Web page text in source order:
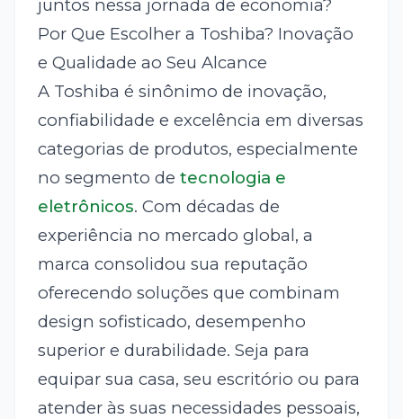
juntos nessa jornada de economia?
Por Que Escolher a Toshiba? Inovação
e Qualidade ao Seu Alcance
A Toshiba é sinônimo de inovação,
confiabilidade e excelência em diversas
categorias de produtos, especialmente
no segmento de tecnologia e
eletrônicos. Com décadas de
experiência no mercado global, a
marca consolidou sua reputação
oferecendo soluções que combinam
design sofisticado, desempenho
superior e durabilidade. Seja para
equipar sua casa, seu escritório ou para
atender às suas necessidades pessoais,